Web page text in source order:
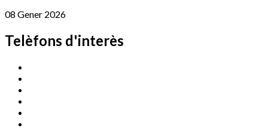
08 Gener 2026
Telèfons d'interès